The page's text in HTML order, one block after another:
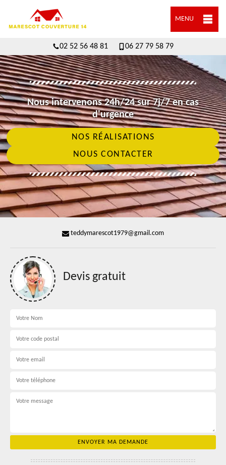
MENU
02 52 56 48 81 06 27 79 58 79
Nous intervenons 24h/24 sur 7j/7 en cas
d'urgence
NOS RÉALISATIONS
NOUS CONTACTER
teddymarescot1979@gmail.com
Devis gratuit